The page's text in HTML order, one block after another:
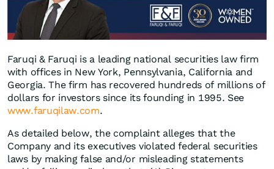
Faruqi & Faruqi is a leading national securities law firm
with offices in New York, Pennsylvania, California and
Georgia. The firm has recovered hundreds of millions of
dollars for investors since its founding in 1995. See
www.faruqilaw.com.
As detailed below, the complaint alleges that the
Company and its executives violated federal securities
laws by making false and/or misleading statements